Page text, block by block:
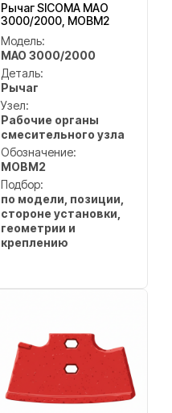
Рычаг SICOMA MAO
3000/2000, MOBM2
Модель:
MAO 3000/2000
Деталь:
Рычаг
Узел:
Рабочие органы
смесительного узла
Обозначение:
MOBM2
Подбор:
по модели, позиции,
стороне установки,
геометрии и
креплению